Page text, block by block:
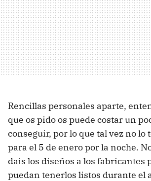
Rencillas personales aparte,
que os pido os puede costar un
conseguir, por lo que tal vez no lo
para el 5 de enero por la noche.
dais los diseños a los fabricantes
puedan tenerlos listos durante el